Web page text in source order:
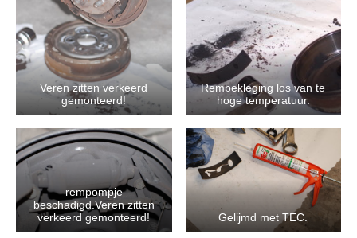
Veren zitten verkeerd
gemonteerd!
Rembekleging los van te
hoge temperatuur.
rempompje
beschadigd.Veren zitten
verkeerd gemonteerd!
Gelijmd met TEC.